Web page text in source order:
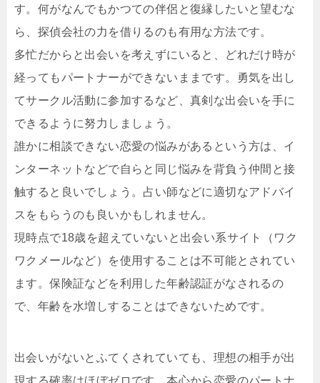
す。何がなんでもかつての伴侶と復縁したいと望むな
ら、探偵会社の力を借りるのも有用な方法です。
多忙だからと出会いを考えずにいると、どれだけ時が
経ってもパートナーができないままです。勇気を出し
てサークル活動に参加するなど、真剣な出会いを手に
できるように努力しましょう。
誰かに相談できない恋愛の悩みがあるという方は、イ
ンターネットなどで自らと同じ悩みを背負う仲間と接
触すると良いでしょう。占い師などに適切なアドバイ
スをもらうのも良いかもしれません。
現時点で18歳を超えていないと出会い系サイト（ワク
ワクメールなど）を使用することは不可能とされてい
ます。保険証などを利用した年齢認証がなされるの
で、年齢を水増しすることはできないためです。
出会いがないとふてくされていても、理想の相手が出
現する確率はほぼゼロです。本心から恋愛のパートナ